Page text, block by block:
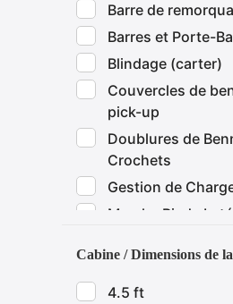
Barre de
Barres et Porte-
Blindage (carter)
Couvercles de
pick-up
Doublures de
Crochets
Gestion de
Marche Pieds
Cabine / Dimensions de
4.5 ft